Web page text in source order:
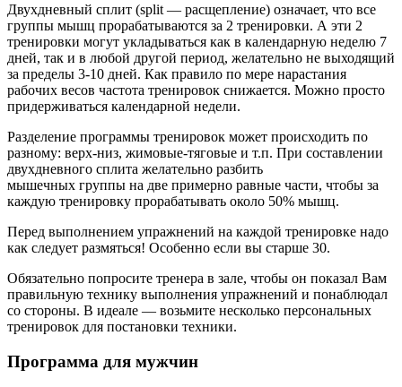
Двухдневный сплит (split — расщепление) означает, что все
группы мышц прорабатываются за 2 тренировки. А эти 2
тренировки могут укладываться как в календарную неделю 7
дней, так и в любой другой период, желательно не выходящий
за пределы 3-10 дней. Как правило по мере нарастания
рабочих весов частота тренировок снижается. Можно просто
придерживаться календарной недели.
Разделение программы тренировок может происходить по
разному: верх-низ, жимовые-тяговые и т.п. При составлении
двухдневного сплита желательно разбить
мышечных группы на две примерно равные части, чтобы за
каждую тренировку прорабатывать около 50% мышц.
Перед выполнением упражнений на каждой тренировке надо
как следует размяться! Особенно если вы старше 30.
Обязательно попросите тренера в зале, чтобы он показал Вам
правильную технику выполнения упражнений и понаблюдал
со стороны. В идеале — возьмите несколько персональных
тренировок для постановки техники.
Программа для мужчин